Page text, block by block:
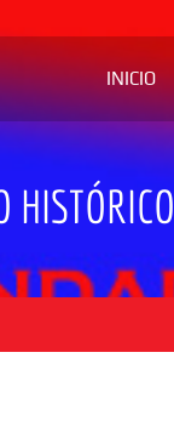
INICIO
HISTÓRICO